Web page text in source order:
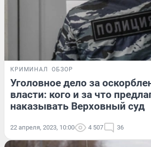
КРИМИНАЛ ОБЗОР
Уголовное дело за
власти: кого и за что
наказывать Верховный суд
22 апреля, 2023, 10:00 4 507 36